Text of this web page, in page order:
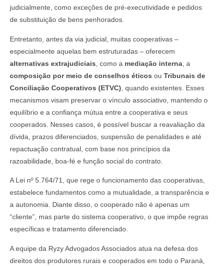
judicialmente, como exceções de pré-executividade e pedidos
de substituição de bens penhorados.
Entretanto, antes da via judicial, muitas cooperativas –
especialmente aquelas bem estruturadas – oferecem
alternativas extrajudiciais , como a mediação interna , a
composição por meio de conselhos éticos ou Tribunais de
Conciliação Cooperativos (ETVC) , quando existentes. Esses
mecanismos visam preservar o vínculo associativo, mantendo o
equilíbrio e a confiança mútua entre a cooperativa e seus
cooperados. Nesses casos, é possível buscar a reavaliação da
dívida, prazos diferenciados, suspensão de penalidades e até
repactuação contratual, com base nos princípios da
razoabilidade, boa-fé e função social do contrato.
A Lei nº 5.764/71, que rege o funcionamento das cooperativas,
estabelece fundamentos como a mutualidade, a transparência e
a autonomia. Diante disso, o cooperado não é apenas um
“cliente”, mas parte do sistema cooperativo, o que impõe regras
específicas e tratamento diferenciado.
A equipe da Ryzy Advogados Associados atua na defesa dos
direitos dos produtores rurais e cooperados em todo o Paraná,